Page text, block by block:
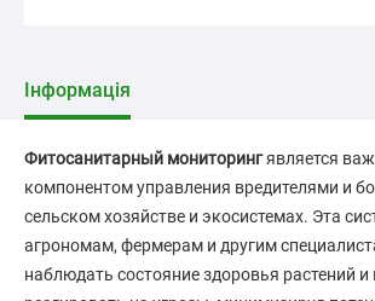
Інформація
Фитосанитарный мониторингявляется
компонентом управления вредителями и
сельском хозяйстве и экосистемах. Эта
агрономам, фермерам и другим
наблюдать состояние здоровья растений и